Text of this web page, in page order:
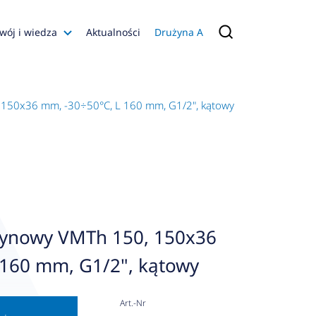
i wiedza
Konfiguratory
Aktualności Drużyna A
mm, -30÷50°C, L 160 mm, G1/2", kątowy
VMTh 150, 150x36
mm, G1/2", kątowy
Art.-Nr